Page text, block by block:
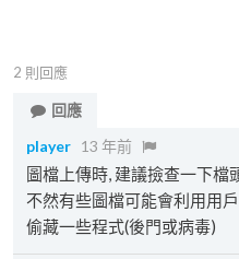
2 則回應
回應
player 13 年前
圖檔上傳時, 建議撿查一下檔
不然有些圖檔可能會利用用
偷藏一些程式(後門或病毒)